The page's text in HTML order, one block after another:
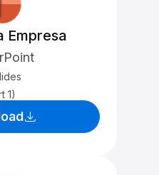
Empresa
1)